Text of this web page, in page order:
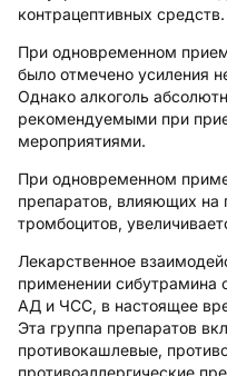
контрацептивных средств.
При одновременном
было отмечено усиления
Однако алкоголь
рекомендуемыми при
мероприятиями.
При одновременном
препаратов, влияющих на
тромбоцитов,
Лекарственное
применении
АД и ЧСС, в настоящее
Эта группа препаратов
противокашлевые,
противоаллергические